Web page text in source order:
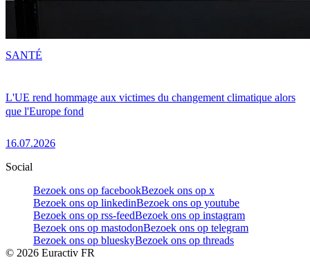
L'UE rend hommage aux victimes du changement climatique alors
que l'Europe fond
16.07.2026
SANTÉ
Social
Bezoek ons op facebookBezoek ons op x
Bezoek ons op linkedinBezoek ons op youtube
Bezoek ons op rss-feedBezoek ons op instagram
Bezoek ons op mastodonBezoek ons op telegram
Bezoek ons op blueskyBezoek ons op threads
© 2026 Euractiv FR